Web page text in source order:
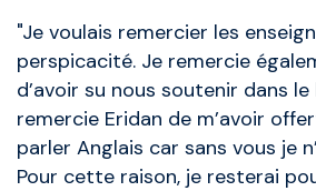
"Je voulais remercier les
perspicacité. Je remercie
d’avoir su nous soutenir dans le
remercie Eridan de m’avoir
parler Anglais car sans vous je
Pour cette raison, je resterai